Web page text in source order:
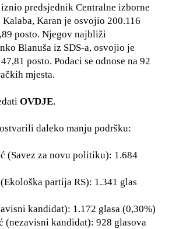
predsjednik Centralne izborne
Karan je osvojio 200.116
posto. Njegov najbliži
Blanuša iz SDS-a, osvojio je
posto. Podaci se odnose na 92
mjesta.
OVDJE.
daleko manju podršku:
(Savez za novu politiku): 1.684
partija RS): 1.341 glas
kandidat): 1.172 glasa (0,30%)
(nezavisni kandidat): 928 glasova